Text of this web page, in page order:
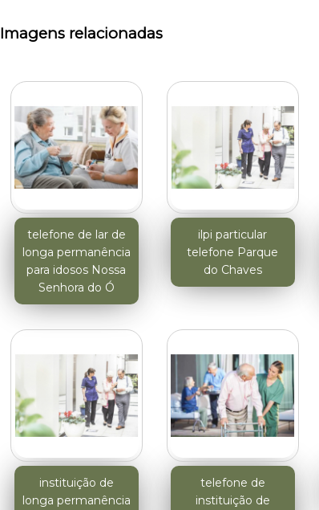
Imagens relacionadas
telefone de lar de
longa permanência
para idosos Nossa
Senhora do Ó
ilpi particular
telefone Parque
do Chaves
instituição de
longa permanência
telefone de
instituição de